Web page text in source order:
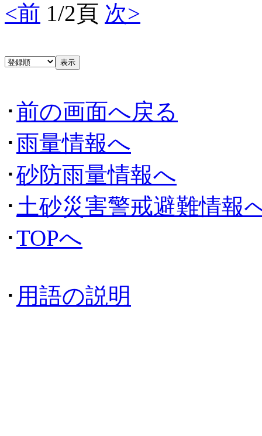
<前 1/2頁 次>
･前の画面へ戻る
･雨量情報へ
･砂防雨量情報へ
･ 土砂災害警戒避難情報
･TOPへ
･ 用語の説明